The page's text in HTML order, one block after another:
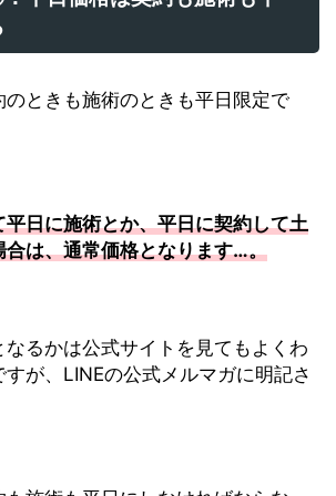
ときも施術のときも平日限定で
日に施術とか、平日に契約して土
合は、通常価格となります…。
るかは公式サイトを見てもよくわ
が、LINEの公式メルマガに明記さ